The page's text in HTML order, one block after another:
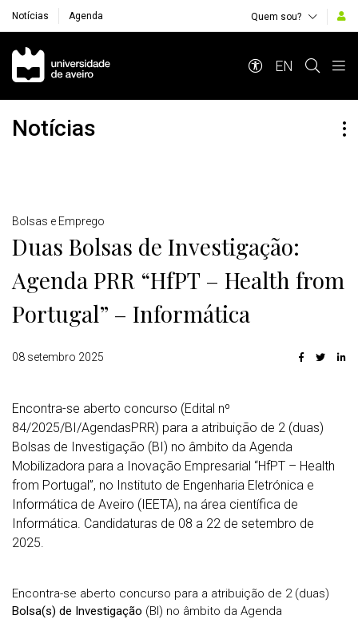
Notícias Agenda Quem sou?
Navegação Principal
EN
Notícias
Detalhes
Bolsas e Emprego
Duas Bolsas de Investigação:
Agenda PRR “HfPT – Health from
Portugal” – Informática
08 setembro 2025
Encontra-se aberto concurso (Edital nº
84/2025/BI/AgendasPRR) para a atribuição de 2 (duas)
Bolsas de Investigação (BI) no âmbito da Agenda
Mobilizadora para a Inovação Empresarial “HfPT – Health
from Portugal”, no Instituto de Engenharia Eletrónica e
Informática de Aveiro (IEETA), na área científica de
Informática. Candidaturas de 08 a 22 de setembro de
2025.
Encontra-se aberto concurso para a atribuição de 2 (duas)
Bolsa(s) de Investigação (BI) no âmbito da Agenda